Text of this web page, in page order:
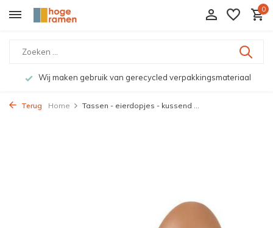
0
Wij maken gebruik van gerecycled verpakkingsmateriaal
Terug Home Tassen - eierdopjes - kussend ...